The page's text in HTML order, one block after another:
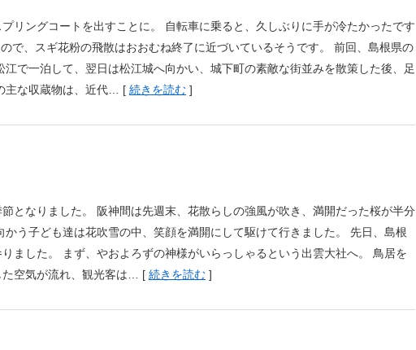
リングコートを出すことに。 自転車に乗ると、久しぶりに手が冷たかったです
で、スギ花粉の飛散はおおむね終了に近づいているそうです。 前回、島根県の
で一泊して、翌日は松江城へ向かい、城下町の素敵な街並みを散策した後、足
主な収蔵物は、近代… [ 続きを読む ]
となりました。 阪神間は先週末、花散らしの強風が吹き、満開だった桜が半分
かう子ども達は花吹雪の中、笑顔を満開にして駆けて行きました。 先日、島根
ました。 まず、やおよろずの神様がいらっしゃるという出雲大社へ。 鳥居を
た空気が流れ、観光客は… [ 続きを読む ]